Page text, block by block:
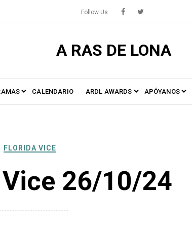
Follow Us
A RAS DE LONA
CALENDARIO ARDL AWARDS APÓYANOS
FLORIDA VICE
Vice 26/10/24